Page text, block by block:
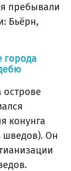
пребывали
Бьёрн,
города
острове
конунга
шведов). Он